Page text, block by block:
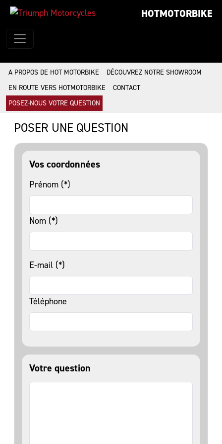
HOTMOTORBIKE
A PROPOS DE HOT MOTORBIKE
DÉCOUVREZ NOTRE SHOWROOM
EN ROUTE VERS HOTMOTORBIKE
CONTACT
POSEZ-NOUS VOTRE QUESTION
POSER UNE QUESTION
Vos coordonnées
Prénom (*)
Nom (*)
E-mail (*)
Téléphone
Votre question